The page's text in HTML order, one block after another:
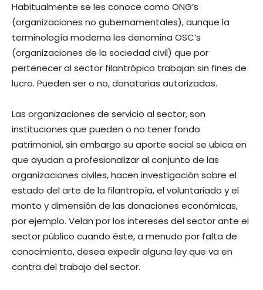
Habitualmente se les conoce como ONG’s
(organizaciones no gubernamentales), aunque la
terminología moderna les denomina OSC’s
(organizaciones de la sociedad civil) que por
pertenecer al sector filantrópico trabajan sin fines de
lucro. Pueden ser o no, donatarias autorizadas.
Las organizaciones de servicio al sector, son
instituciones que pueden o no tener fondo
patrimonial, sin embargo su aporte social se ubica en
que ayudan a profesionalizar al conjunto de las
organizaciones civiles, hacen investigación sobre el
estado del arte de la filantropía, el voluntariado y el
monto y dimensión de las donaciones económicas,
por ejemplo. Velan por los intereses del sector ante el
sector público cuando éste, a menudo por falta de
conocimiento, desea expedir alguna ley que va en
contra del trabajo del sector.